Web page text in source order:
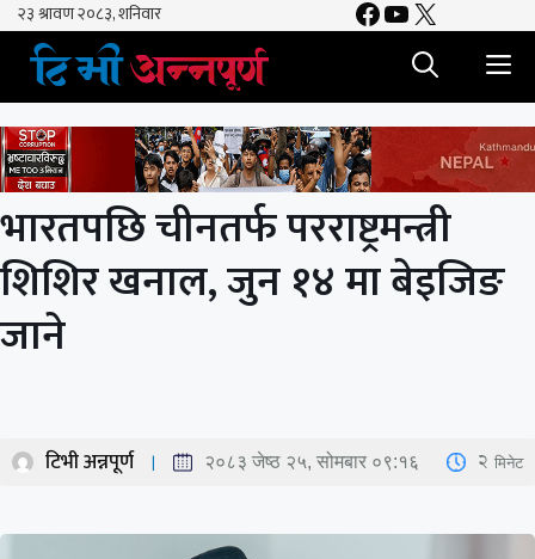
Skip
content
Facebook
YouTube
X
भारतपछि चीनतर्फ परराष्ट्रमन्त्री
शिशिर खनाल, जुन १४ मा बेइजिङ
जाने
टिभी अन्नपूर्ण २०८३ जेष्ठ २५, सोमबार ०९:१६ 2 मिनेट